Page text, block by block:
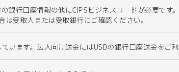
銀行口座情報の他にCIPSビジネスコードが必要です。
受取人または受取銀行にご確認ください。
います。法人向け送金にはUSDの銀行口座送金をご利